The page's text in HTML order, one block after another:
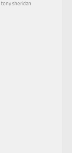
tony sheridan